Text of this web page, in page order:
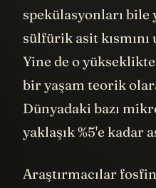
spekülasyonları bile
sülfürik asit
Yine de o
bir yaşam teorik
Dünyadaki bazı
yaklaşık %5'e kadar
Araştırmacılar